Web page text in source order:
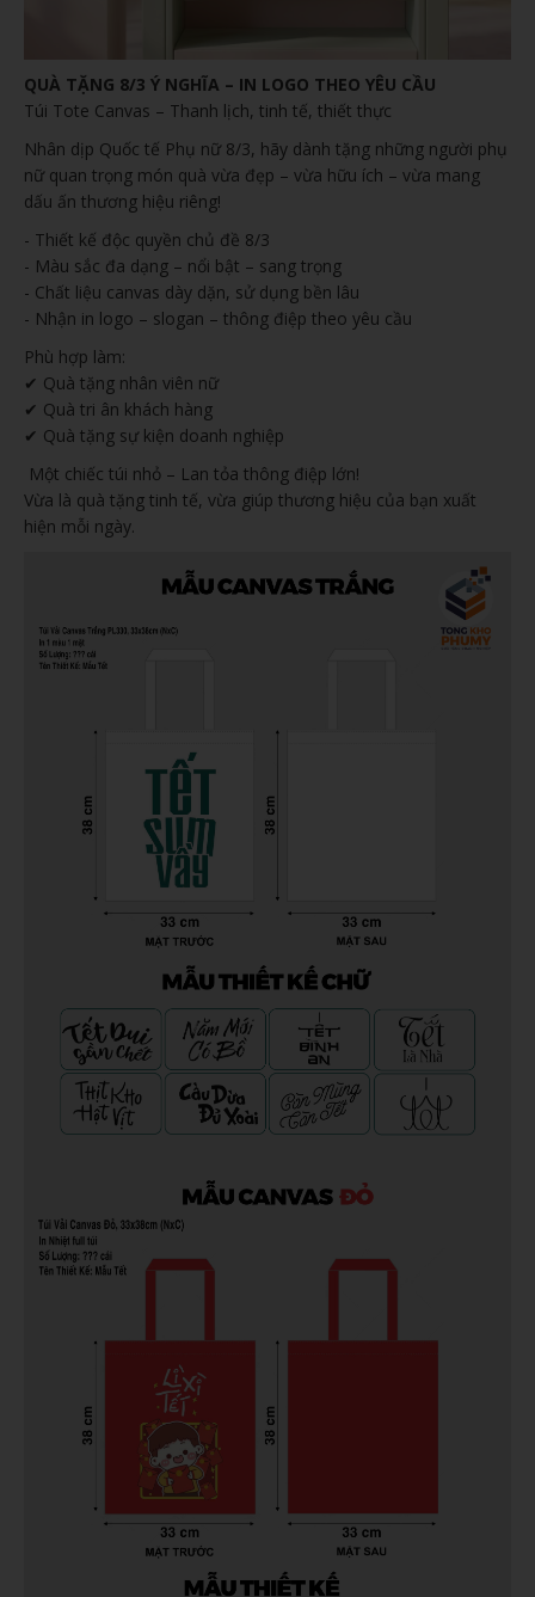
QUÀ TẶNG 8/3 Ý NGHĨA – IN LOGO THEO YÊU CẦU
Túi Tote Canvas – Thanh lịch, tinh tế, thiết thực
Nhân dịp Quốc tế Phụ nữ 8/3, hãy dành tặng những người phụ
nữ quan trọng món quà vừa đẹp – vừa hữu ích – vừa mang
dấu ấn thương hiệu riêng!
- Thiết kế độc quyền chủ đề 8/3
- Màu sắc đa dạng – nổi bật – sang trọng
- Chất liệu canvas dày dặn, sử dụng bền lâu
- Nhận in logo – slogan – thông điệp theo yêu cầu
Phù hợp làm:
✔ Quà tặng nhân viên nữ
✔ Quà tri ân khách hàng
✔ Quà tặng sự kiện doanh nghiệp
Một chiếc túi nhỏ – Lan tỏa thông điệp lớn!
Vừa là quà tặng tinh tế, vừa giúp thương hiệu của bạn xuất
hiện mỗi ngày.